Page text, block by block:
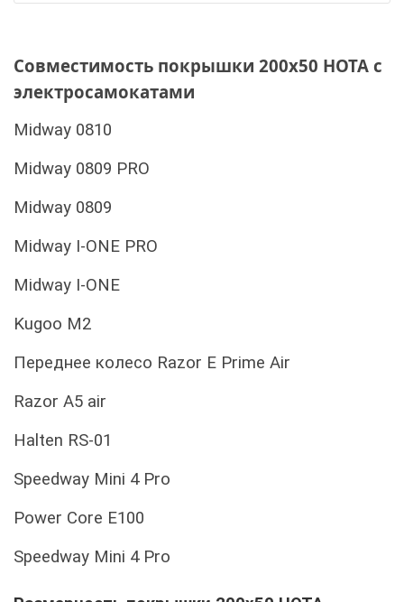
Совместимость покрышки 200x50 HOTA с
электросамокатами
Midway 0810
Midway 0809 PRO
Midway 0809
Midway I-ONE PRO
Midway I-ONE
Kugoo M2
Переднее колесо Razor E Prime Air
Razor A5 air
Halten RS-01
Speedway Mini 4 Pro
Power Core E100
Speedway Mini 4 Pro